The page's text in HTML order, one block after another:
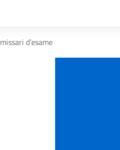
d’esame